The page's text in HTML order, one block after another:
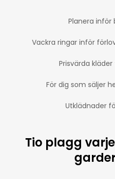
Planera inför
Vackra ringar inför
Prisvärda
För dig som säljer
Utklädnader
Tio plagg